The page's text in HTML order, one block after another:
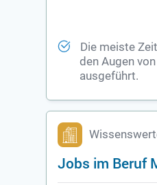
Die meiste
den Augen
ausgeführt.
Jobs im Beruf